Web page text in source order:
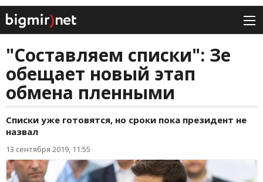
"Составляем списки": Зе
обещает новый этап
обмена пленными
Списки уже готовятся, но сроки пока президент не
назвал
13 сентября 2019, 11:55